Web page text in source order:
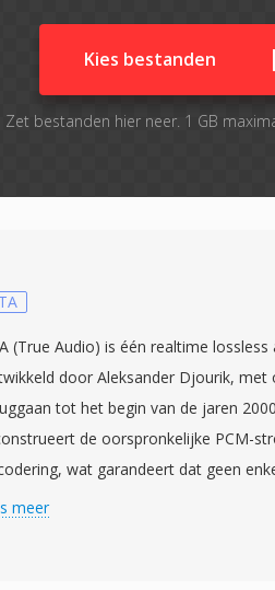
Kies bestanden
Zet bestanden hier neer. 1 GB
(True Audio) is één realtime
door Aleksander Djourik, met
tot het begin van de jaren
de oorspronkelijke PCM-
wat garandeert dat geen
bij opslag of overdracht. TTA
meer